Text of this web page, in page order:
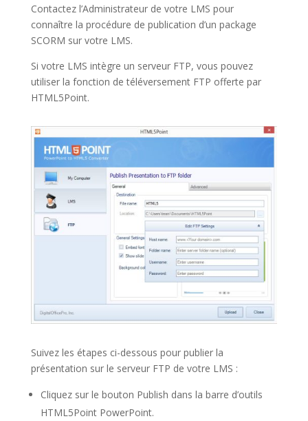
Contactez l’Administrateur de votre LMS pour
connaître la procédure de publication d’un package
SCORM sur votre LMS.
Si votre LMS intègre un serveur FTP, vous pouvez
utiliser la fonction de téléversement FTP offerte par
HTML5Point.
Suivez les étapes ci-dessous pour publier la
présentation sur le serveur FTP de votre LMS :
Cliquez sur le bouton Publish dans la barre d’outils
HTML5Point PowerPoint.